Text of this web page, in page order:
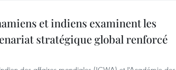
et indiens examinent les
stratégique global renforcé